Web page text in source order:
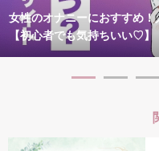
女性のオナニーにおすすめ
【初心者でも気持ちいい♡】